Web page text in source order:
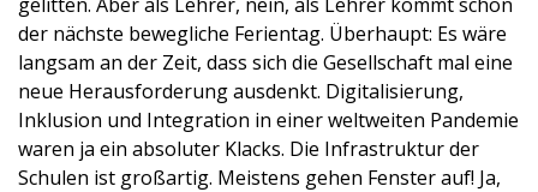
der nächste bewegliche Ferientag. Überhaupt: Es wäre
langsam an der Zeit, dass sich die Gesellschaft mal eine
neue Herausforderung ausdenkt. Digitalisierung,
Inklusion und Integration in einer weltweiten Pandemie
waren ja ein absoluter Klacks. Die Infrastruktur der
Schulen ist großartig. Meistens gehen Fenster auf! Ja,